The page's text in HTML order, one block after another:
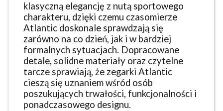
klasyczną elegancję z nutą sportowego
charakteru, dzięki czemu czasomierze
Atlantic doskonale sprawdzają się
zarówno na co dzień, jak i w bardziej
formalnych sytuacjach. Dopracowane
detale, solidne materiały oraz czytelne
tarcze sprawiają, że zegarki Atlantic
cieszą się uznaniem wśród osób
poszukujących trwałości, funkcjonalności i
ponadczasowego designu.